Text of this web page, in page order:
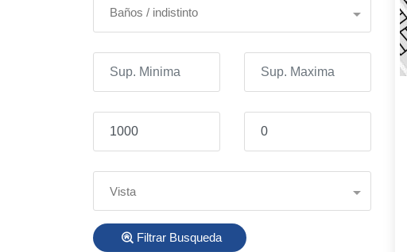
Baños / indistinto
Vista
Filtrar Busqueda